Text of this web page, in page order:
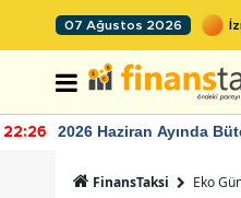
07 Ağustos 2026
22:26
2026 Haziran Ayında
FinansTaksi Eko